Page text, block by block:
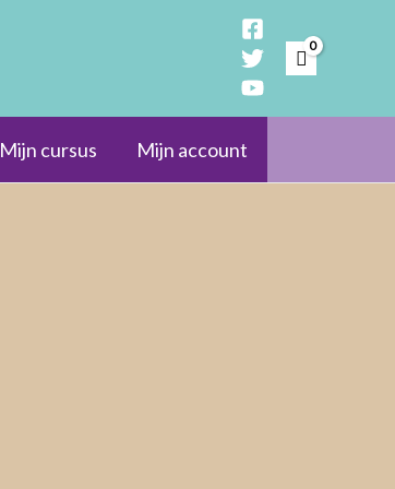
Mijn cursus Mijn account